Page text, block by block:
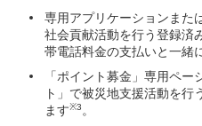
専用アプリケーションまた
社会貢献活動を行う登録済
帯電話料金の支払いと一緒
「ポイント募金」専用ペ
ト」で被災地支援活動を行
ます※3 。